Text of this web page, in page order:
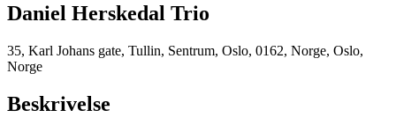
Daniel Herskedal Trio
35, Karl Johans gate, Tullin, Sentrum, Oslo, 0162, Norge, Oslo,
Norge
Beskrivelse